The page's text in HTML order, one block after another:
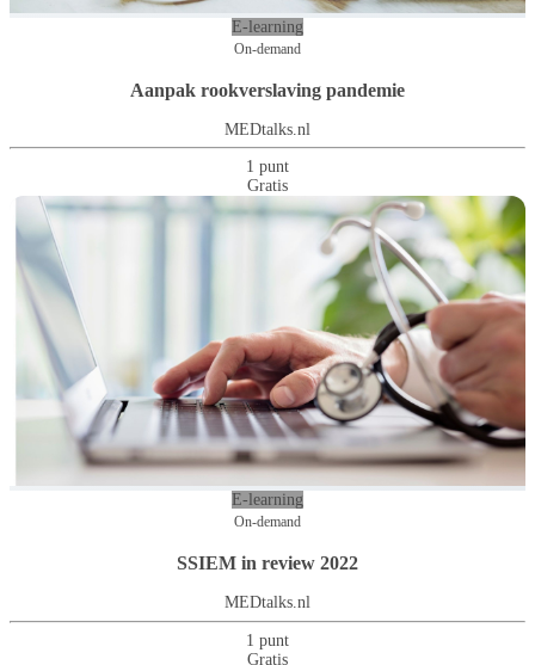
E-learning
On-demand
Aanpak rookverslaving pandemie
MEDtalks.nl
1 punt
Gratis
E-learning
On-demand
SSIEM in review 2022
MEDtalks.nl
1 punt
Gratis